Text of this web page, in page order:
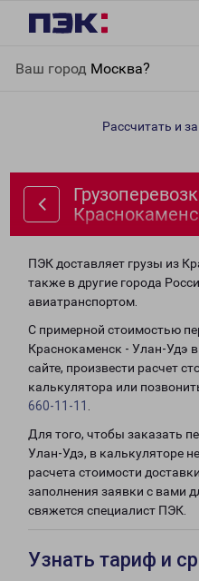
Ваш город Москва?
Улан-Удэ
Рассчитать и
ПЭК доставляет грузы из
также в другие города
авиатранспортом.
С примерной стоимостью
Краснокаменск - Улан-Удэ
сайте, произвести расчет
калькулятора или
660-11-11
Для того, чтобы заказать
Улан-Удэ, в калькуляторе
расчета стоимости
заполнения заявки с вами
свяжется специалист ПЭК.
Узнать тариф и